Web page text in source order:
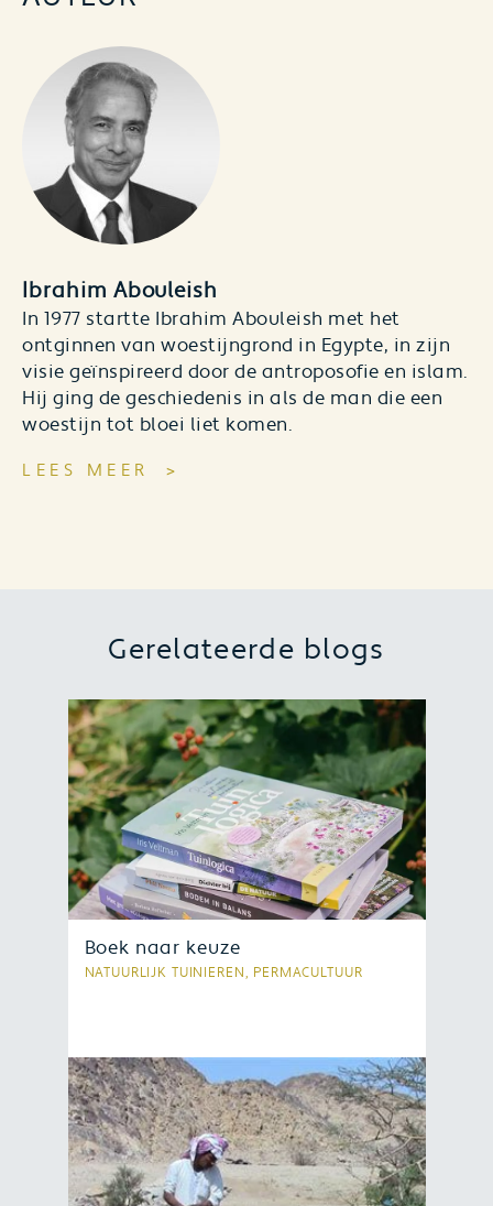
Ibrahim Abouleish
In 1977 startte Ibrahim Abouleish met het
ontginnen van woestijngrond in Egypte, in zijn
visie geïnspireerd door de antroposofie en islam.
Hij ging de geschiedenis in als de man die een
woestijn tot bloei liet komen.
LEES MEER
Gerelateerde blogs
Boek naar keuze
NATUURLIJK TUINIEREN, PERMACULTUUR
Heb je onlangs een boek van Vonk
Uitgevers aangeschaft? Schrijf een
review en maak kans op een boek
naar keuze. Bekijk hier hoe je kans
maakt.